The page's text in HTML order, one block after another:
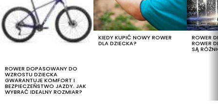
ROWER DOPASOWANY DO
WZROSTU DZIECKA
GWARANTUJE KOMFORT I
BEZPIECZEŃSTWO JAZDY. JAK
WYBRAĆ IDEALNY ROZMIAR?
KIEDY KUPIĆ NOWY ROWER
DLA DZIECKA?
ROWER
ROWER
SĄ